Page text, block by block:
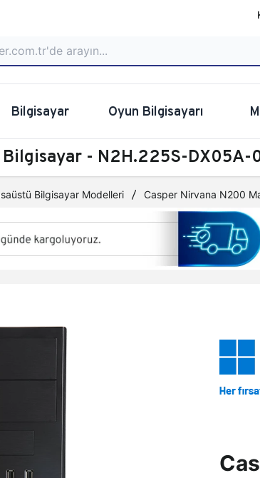
Bilgisayar Oyun Bilgisayarı
- N2H.225S-DX05A-
Bilgisayar Modelleri Casper Nirvana N200